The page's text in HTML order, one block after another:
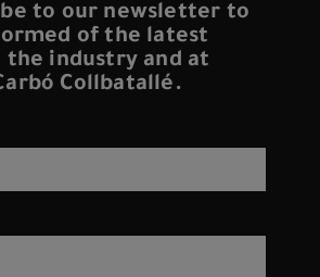
to our newsletter to
of the latest
the industry and at
Collbatallé.